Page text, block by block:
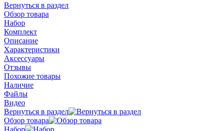
Вернуться в раздел
Обзор товара
Набор
Комплект
Описание
Характеристики
Аксессуары
Отзывы
Похожие товары
Наличие
Файлы
Видео
Вернуться в раздел
Обзор товара
Набор